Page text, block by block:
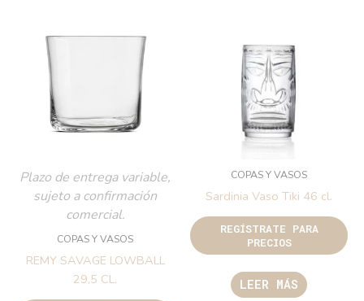
Plazo de entrega variable,
sujeto a confirmación
comercial.
COPAS Y VASOS
REMY SAVAGE LOWBALL
29,5 CL.
COPAS Y VASOS
Sardinia Vaso Tiki 46 cl.
REGÍSTRATE PARA
PRECIOS
LEER MÁS